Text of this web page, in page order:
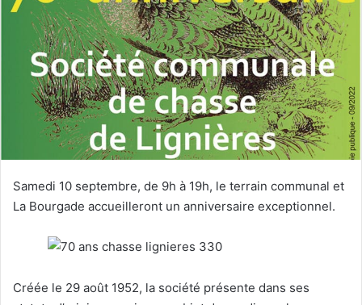
r
u
n
c
o
u
r
r
i
e
l
Samedi 10 septembre, de 9h à 19h, le terrain communal et
La Bourgade accueilleront un anniversaire exceptionnel.
Créée le 29 août 1952, la société présente dans ses